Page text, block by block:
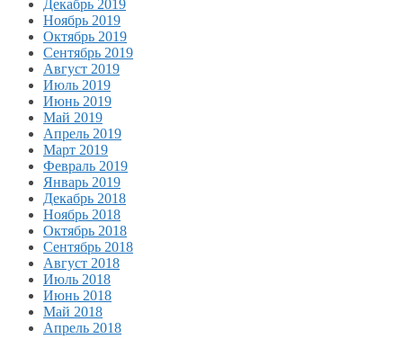
Декабрь 2019
Ноябрь 2019
Октябрь 2019
Сентябрь 2019
Август 2019
Июль 2019
Июнь 2019
Май 2019
Апрель 2019
Март 2019
Февраль 2019
Январь 2019
Декабрь 2018
Ноябрь 2018
Октябрь 2018
Сентябрь 2018
Август 2018
Июль 2018
Июнь 2018
Май 2018
Апрель 2018